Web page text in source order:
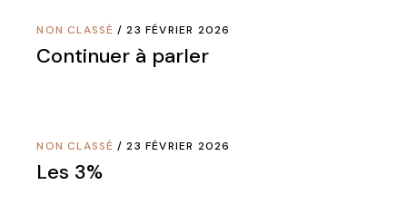
NON CLASSÉ 23 FÉVRIER 2026
Continuer à parler
NON CLASSÉ 23 FÉVRIER 2026
Les 3%